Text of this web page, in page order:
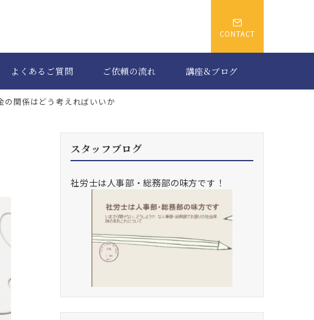
CONTACT
よくあるご質問 ご依頼の流れ 講座&ブログ
の関係はどう考えればいいか
スタッフブログ
社労士は人事部・総務部の味方です！